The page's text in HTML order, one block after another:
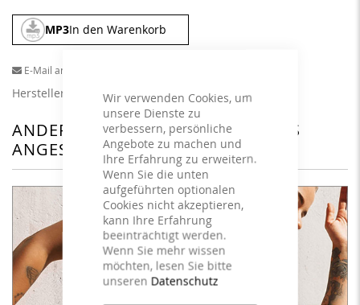
Wir verwenden Cookies, um
unsere Dienste zu
verbessern, persönliche
Angebote zu machen und
Ihre Erfahrung zu erweitern.
Wenn Sie die unten
aufgeführten optionalen
Cookies nicht akzeptieren,
kann Ihre Erfahrung
beeinträchtigt werden.
Wenn Sie mehr wissen
möchten, lesen Sie bitte
unseren Datenschutz
MP3In den Warenkorb
E-Mail an einen Freund
Herstellerangaben
ANDERE KUNDEN HABEN SICH DAS
ANGESEHEN